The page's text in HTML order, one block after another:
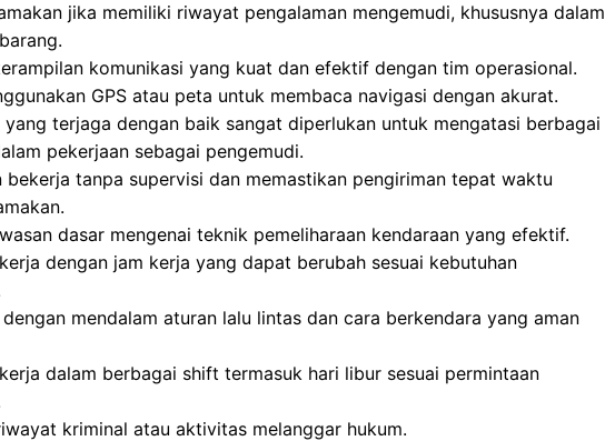
jika memiliki riwayat pengalaman mengemudi, khususnya dalam
komunikasi yang kuat dan efektif dengan tim operasional.
GPS atau peta untuk membaca navigasi dengan akurat.
yang terjaga dengan baik sangat diperlukan untuk mengatasi berbagai
pekerjaan sebagai pengemudi.
bekerja tanpa supervisi dan memastikan pengiriman tepat waktu
dasar mengenai teknik pemeliharaan kendaraan yang efektif.
dengan jam kerja yang dapat berubah sesuai kebutuhan
mendalam aturan lalu lintas dan cara berkendara yang aman
dalam berbagai shift termasuk hari libur sesuai permintaan
kriminal atau aktivitas melanggar hukum.